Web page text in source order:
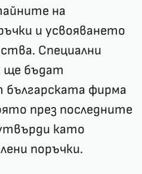
на
и усвояването
Специални
ще бъдат
фирма
през последните
като
поръчки.